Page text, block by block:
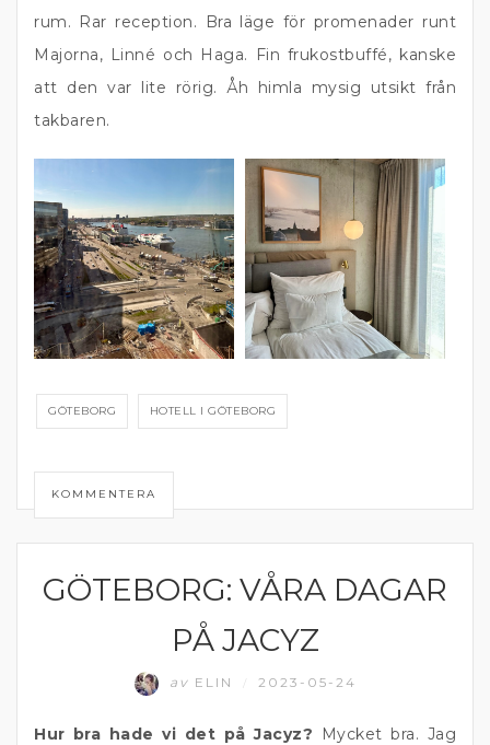
rum. Rar reception. Bra läge för promenader runt
Majorna, Linné och Haga. Fin frukostbuffé, kanske
att den var lite rörig. Åh himla mysig utsikt från
takbaren.
GÖTEBORG HOTELL I GÖTEBORG
KOMMENTERA
GÖTEBORG
GÖTEBORG: VÅRA DAGAR
PÅ JACYZ
av ELIN 2023-05-24
Hur bra hade vi det på Jacyz? Mycket bra. Jag